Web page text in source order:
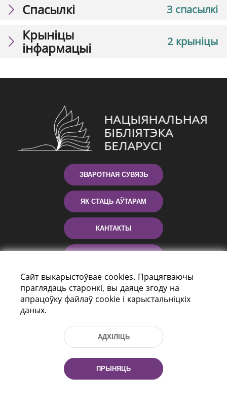
3 спасылкі
Спасылкі
2 крыніцы
Крыніцы
інфармацыі
ЗВАРОТНАЯ СУВЯЗЬ
ЯК СТАЦЬ АЎТАРАМ
КАНТАКТЫ
г. Мiнск, Рэспубліка Беларусь, 220114
Тэл.: (+375 17) 368 37 37, Факс: (+375 17)
Сайт выкарыстоўвае cookies. Працягваючы
праглядаць старонкі, вы даяце згоду на
апрацоўку файлаў cookie і карыстальніцкіх
даных.
АДХІЛІЦЬ
ПРЫНЯЦЬ